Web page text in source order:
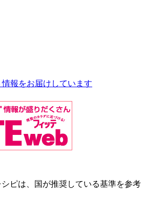
情報をお届けしています
ピは、国が推奨している基準を参考